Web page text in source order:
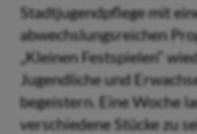
Stadtjugendpflege mit
abwechslungsreichen
„Kleinen Festspielen“
Jugendliche und
begeistern. Eine Woche
verschiedene Stücke zu